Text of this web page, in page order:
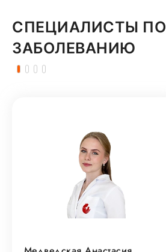
СПЕЦИАЛИСТЫ ПО
ЗАБОЛЕВАНИЮ